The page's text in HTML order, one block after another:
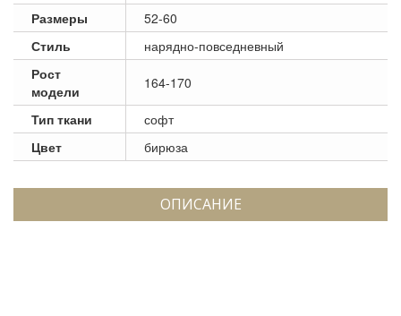
Размеры
52-60
Стиль
нарядно-повседневный
Рост
модели
164-170
Тип ткани
софт
Цвет
бирюза
ОПИСАНИЕ